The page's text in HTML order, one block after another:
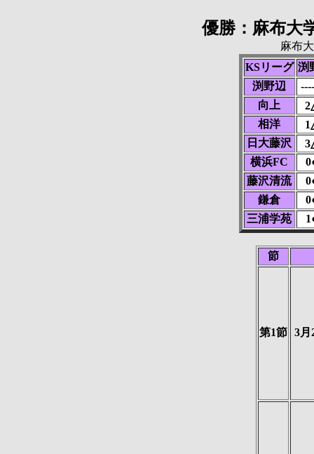
優勝：麻布大
麻布
KSリーグ 渕
渕野辺
向上
相洋
日大藤沢
横浜FC
藤沢清流
鎌倉
三浦学苑
節
第1節 3月